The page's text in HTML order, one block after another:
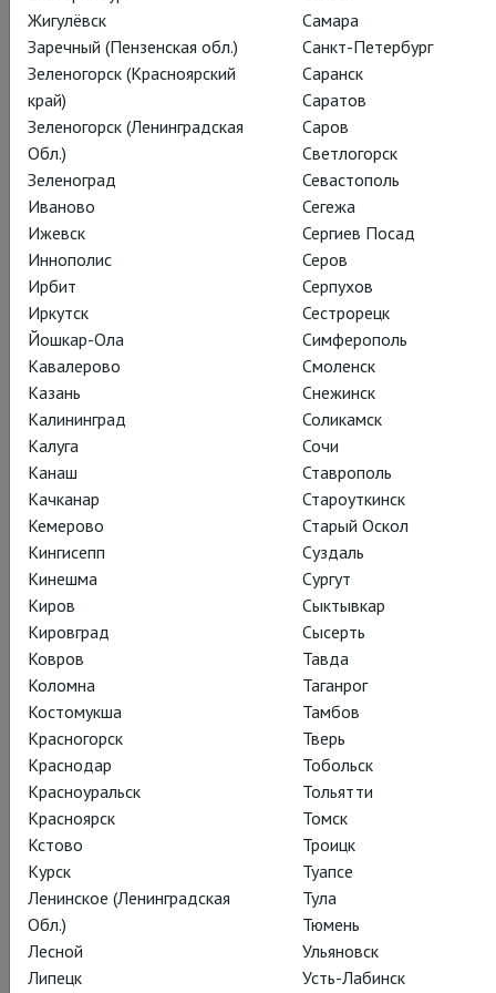
Триполи смертельно больным. Вместе с Клеманс он, умирая
на её руках, возвещает о реальности их любви. В Met
возлюбленных сыграют сопрано Сюзанна Филипс и бас-
баритон Эрик Оуэнс, а Пилигрима — меццо-сопрано Тамара
Мамфорд.
Смотрим, как Сюзанна Филипс репетирует свою непростую
партию, и идем за билетами, ПРЯМАЯ ТРАНСЛЯЦИЯ УЖЕ
10 декабря:
http://www.theatrehd.ru/ru/titles/5139/schedule/1
Опера "Любовь издалека" основана на знаменитом
«кочующем» сюжете — подлинной истории, случившейся в
двенадцатом веке.
Знаменитый трубадур, принц Блайи, Жоффруа Рюдель
заочно, по описаниям друга, влюбился в Принцессу
Триполитанскую. Долго страдал вдали от предмета
воздыхания, потом решился на морское путешествие, в
дороге заболел чумой и умер на руках возлюбленной. Та в
отчаянье ушла в монастырь.
В опере всего три действующих лица - Жофре, Клеманс и
Жигулёвск
Заречный (Пензенская обл.)
Зеленогорск (Красноярский
край)
Зеленогорск (Ленинградская
Обл.)
Зеленоград
Иваново
Ижевск
Иннополис
Ирбит
Иркутск
Йошкар-Ола
Кавалерово
Казань
Калининград
Калуга
Канаш
Качканар
Кемерово
Кингисепп
Кинешма
Киров
Кировград
Ковров
Коломна
Костомукша
Красногорск
Краснодар
Красноуральск
Красноярск
Кстово
Курск
Ленинское (Ленинградская
Обл.)
Лесной
Липецк
Самара
Санкт-Петербург
Саранск
Саратов
Саров
Светлогорск
Севастополь
Сегежа
Сергиев Посад
Серов
Серпухов
Сестрорецк
Симферополь
Смоленск
Снежинск
Соликамск
Сочи
Ставрополь
Староуткинск
Старый Оскол
Суздаль
Сургут
Сыктывкар
Сысерть
Тавда
Таганрог
Тамбов
Тверь
Тобольск
Тольятти
Томск
Троицк
Туапсе
Тула
Тюмень
Ульяновск
Усть-Лабинск